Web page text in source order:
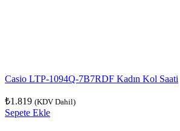
Casio LTP-1094Q-7B7RDF Kadın Kol Saati
₺1.819 (KDV Dahil)
Sepete Ekle